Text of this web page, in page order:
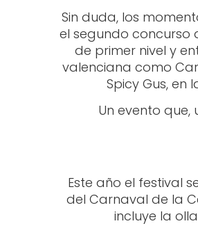
Sin duda, los
el segundo concurso
de primer nivel y
valenciana como
Spicy Gus,
Un evento
Este año el festival
del Carnaval de la
incluye la